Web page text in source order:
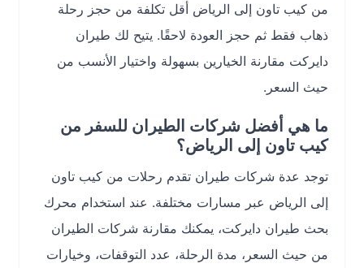
من كيب تاون إلى الرياض أقل تكلفة من حجز رحلة
ذهاب فقط ثم حجز العودة لاحقًا. يتيح لك طيران
دايركت مقارنة الخيارين بسهولة واختيار الأنسب من
حيث السعر.
ما هي أفضل شركات الطيران للسفر من
كيب تاون إلى الرياض؟
توجد عدة شركات طيران تقدم رحلات من كيب تاون
إلى الرياض عبر مسارات مختلفة. عند استخدام محرك
بحث طيران دايركت، يمكنك مقارنة شركات الطيران
من حيث السعر، مدة الرحلة، عدد التوقفات، وخيارات